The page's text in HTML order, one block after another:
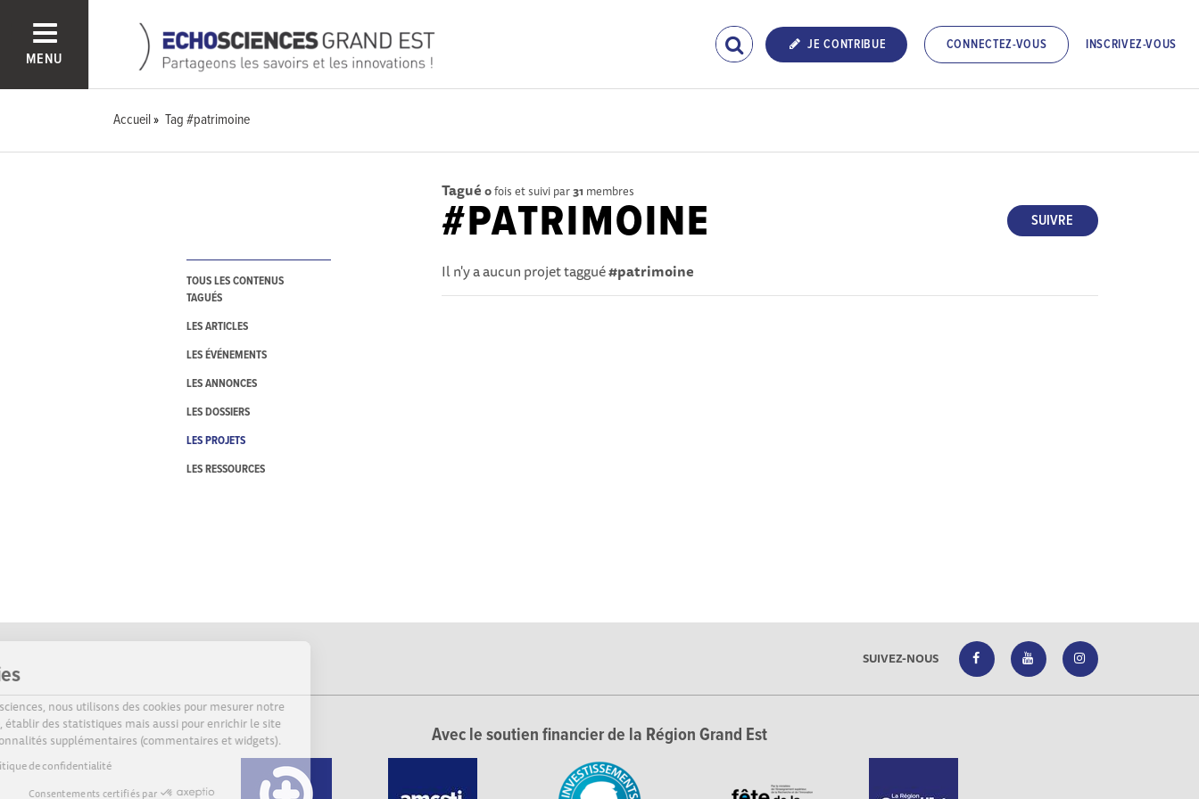
Sur Echosciences, nous utilisons des cookies pour mesurer notre
audience, établir des statistiques mais aussi pour enrichir le site
de fonctionnalités supplémentaires (commentaires et widgets).
Lire la politique de confidentialité
Consentements certifiés par
MENU
JE CONTRIBUE CONNECTEZ-VOUS INSCRIVEZ-VOUS
Accueil Tag #patrimoine
TOUS LES CONTENUS
TAGUÉS
LES ARTICLES
LES ÉVÉNEMENTS
LES ANNONCES
LES DOSSIERS
LES PROJETS
LES RESSOURCES
Tagué 0fois et suivi par31 membres
SUIVRE
#PATRIMOINE
Il n'y a aucun projet taggué#patrimoine
SUIVEZ-NOUS
Avec le soutien financier de la Région Grand Est